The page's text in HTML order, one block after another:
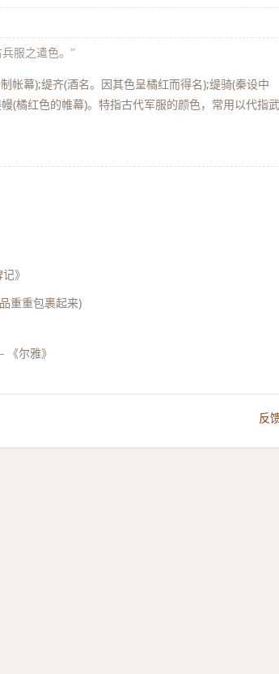
服之遣色。”
帐幕);缇齐(酒名。因其色呈橘红而得名);缇骑(秦设中
(橘红色的帷幕)。特指古代军服的颜色，常用以代指武
》
重重包裹起来)
《尔雅》
反